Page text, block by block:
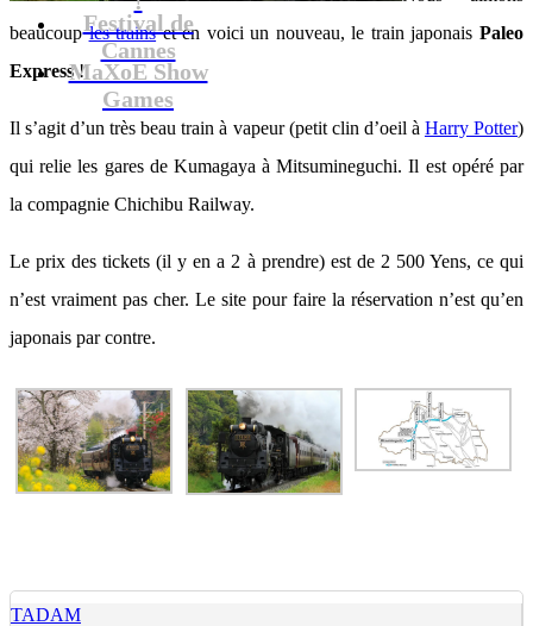
Festival de
Cannes
MaXoE Show
Games
beaucouples trainset en voici un nouveau, le train japonaisPaleo
Express!
Il s’agit d’un très beau train à vapeur (petit clin d’oeil à Harry Potter)
qui relie les gares de Kumagaya à Mitsumineguchi. Il est opéré par
la compagnie Chichibu Railway.
Le prix des tickets (il y en a 2 à prendre) est de 2 500 Yens, ce qui
n’est vraiment pas cher. Le site pour faire la réservation n’est qu’en
japonais par contre.
TADAM